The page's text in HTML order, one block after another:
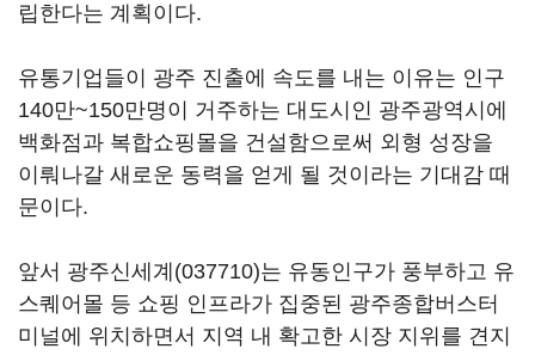
립한다는 계획이다.
유통기업들이 광주 진출에 속도를 내는 이유는 인구
140만~150만명이 거주하는 대도시인 광주광역시에
백화점과 복합쇼핑몰을 건설함으로써 외형 성장을
이뤄나갈 새로운 동력을 얻게 될 것이라는 기대감 때
문이다.
앞서 광주신세계(037710)는 유동인구가 풍부하고 유
스퀘어몰 등 쇼핑 인프라가 집중된 광주종합버스터
미널에 위치하면서 지역 내 확고한 시장 지위를 견지